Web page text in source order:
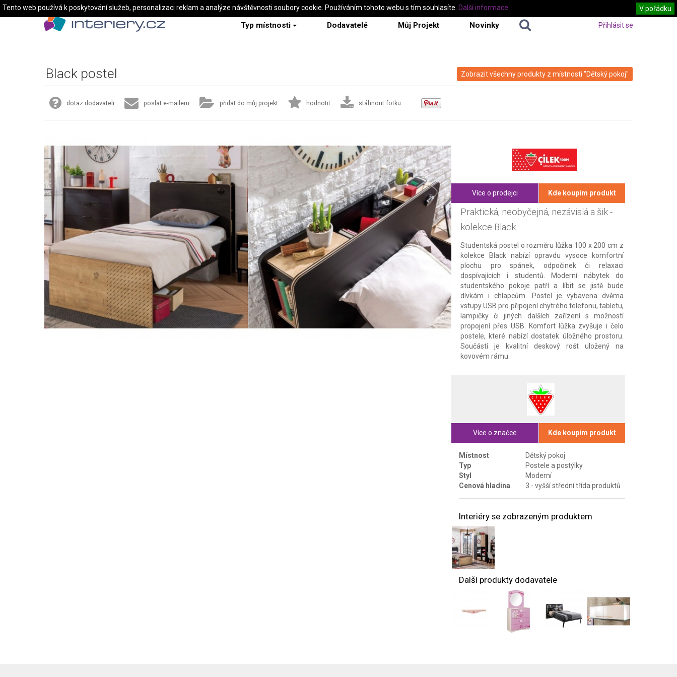
Typ místnosti Dodavatelé Můj Projekt Novinky Přihlásit se
Zobrazit všechny produkty z místnosti "Dětský pokoj"
Black postel
dotaz dodavateli poslat e-mailem přidat do můj projekt hodnotit stáhnout fotku
Více o prodejci Kde koupím produkt
Praktická, neobyčejná, nezávislá a šik -
kolekce Black.
Studentská postel o rozměru lůžka 100 x 200 cm z
kolekce Black nabízí opravdu vysoce komfortní
plochu pro spánek, odpočinek či relaxaci
dospívajících i studentů. Moderní nábytek do
studentského pokoje patří a líbit se jistě bude
dívkám i chlapcům. Postel je vybavena dvěma
vstupy USB pro připojení chytrého telefonu, tabletu,
lampičky či jiných dalších zařízení s možností
propojení přes USB. Komfort lůžka zvyšuje i čelo
postele, které nabízí dostatek úložného prostoru.
Součástí je kvalitní deskový rošt uložený na
kovovém rámu.
Více o značce Kde koupím produkt
Místnost
Dětský pokoj
Typ
Postele a postýlky
Styl
Moderní
Cenová hladina
3 - vyšší střední třída produktů
Interiéry se zobrazeným produktem
Další produkty dodavatele
Tento web používá k poskytování služeb, personalizaci reklam a analýze návštěvnosti soubory cookie. Používáním tohoto webu s tím souhlasíte. V pořádku
Další informace